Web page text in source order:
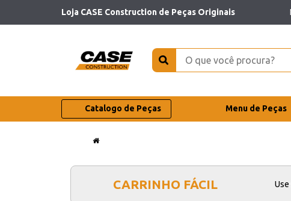
Loja CASE Construction de Peças Originais
Catalogo de Peças Menu de Peças
CARRINHO FÁCIL